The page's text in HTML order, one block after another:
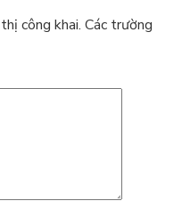
công khai. Các trường